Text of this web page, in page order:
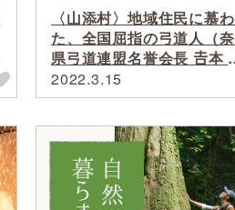
〈山添村〉地域住民に慕
た、全国屈指の弓道人（
県弓道連盟名誉会長 𠮷本
信さん）
2022.3.15